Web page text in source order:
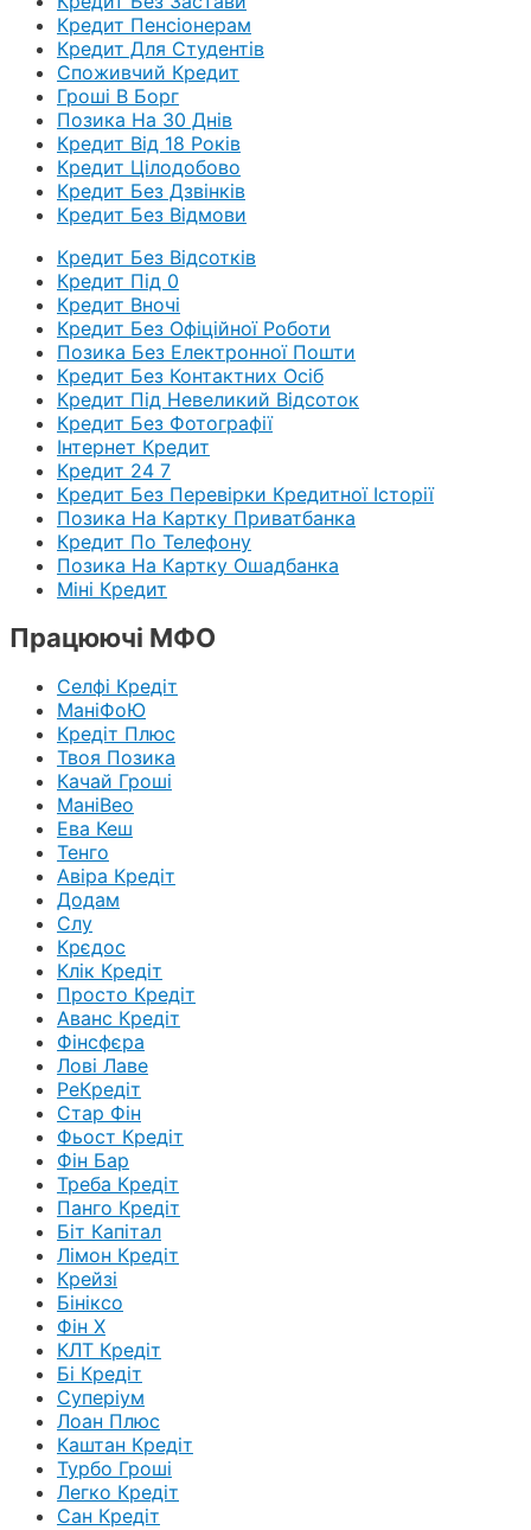
Кредит Пенсіонерам
Кредит Для Студентів
Споживчий Кредит
Гроші В Борг
Позика На 30 Днів
Кредит Від 18 Років
Кредит Цілодобово
Кредит Без Дзвінків
Кредит Без Відмови
Кредит Без Відсотків
Кредит Під 0
Кредит Вночі
Кредит Без Офіційної Роботи
Позика Без Електронної Пошти
Кредит Без Контактних Осіб
Кредит Під Невеликий Відсоток
Кредит Без Фотографії
Інтернет Кредит
Кредит 24 7
Кредит Без Перевірки Кредитної Історії
Позика На Картку Приватбанка
Кредит По Телефону
Позика На Картку Ошадбанка
Міні Кредит
Працюючі МФО
Селфі Кредіт
МаніФоЮ
Кредіт Плюс
Твоя Позика
Качай Гроші
МаніВео
Ева Кеш
Тенго
Авіра Кредіт
Додам
Слу
Крєдос
Клік Кредіт
Просто Кредіт
Аванс Кредіт
Фінсфєра
Лові Лаве
РеКредіт
Стар Фін
Фьост Кредіт
Фін Бар
Треба Кредіт
Панго Кредіт
Біт Капітал
Лімон Кредіт
Крейзі
Бініксо
Фін Х
КЛТ Кредіт
Бі Кредіт
Суперіум
Лоан Плюс
Каштан Кредіт
Турбо Гроші
Легко Кредіт
Сан Кредіт